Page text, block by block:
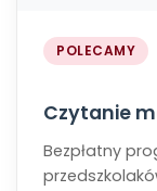
POLECAMY
Czytanie
Bezpłatny